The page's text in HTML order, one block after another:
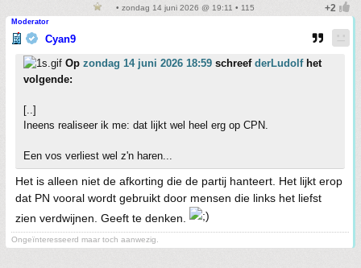
• zondag 14 juni 2026 @ 19:11 • 115
Moderator
Cyan9
Op zondag 14 juni 2026 18:59 schreef derLudolfhet
volgende:
[..]
Ineens realiseer ik me: dat lijkt wel heel erg op CPN.
Een vos verliest wel z'n haren...
Het is alleen niet de afkorting die de partij hanteert. Het lijkt erop
dat PN vooral wordt gebruikt door mensen die links het liefst
zien verdwijnen. Geeft te denken.
Ongeïnteresseerd maar toch aanwezig.